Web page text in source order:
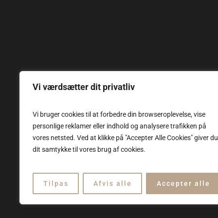
Vi værdsætter dit privatliv
Vi bruger cookies til at forbedre din browseroplevelse, vise
personlige reklamer eller indhold og analysere trafikken på
vores netsted. Ved at klikke på "Accepter Alle Cookies" giver du
dit samtykke til vores brug af cookies.
Tilpas Afvis alle Accepter alle